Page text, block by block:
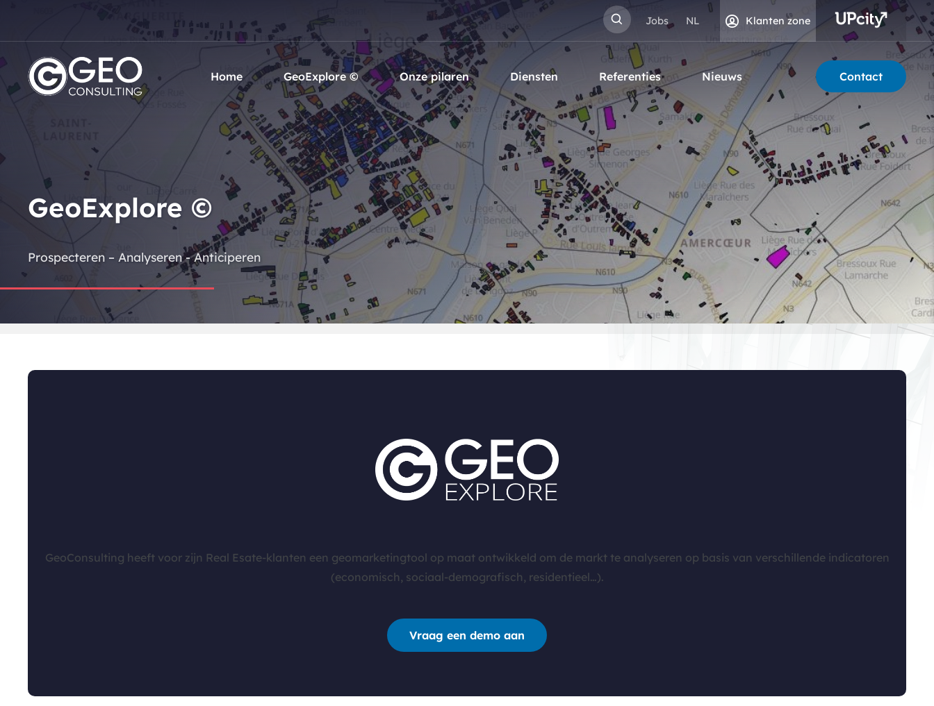
Jobs Klanten zone
Home GeoExplore © Onze pilaren Diensten Referenties Nieuws Contact
GeoExplore ©
Prospecteren – Analyseren - Anticiperen
GeoConsulting heeft voor zijn Real Esate-klanten een geomarketingtool op maat ontwikkeld om de markt te analyseren op basis van verschillende indicatoren
(economisch, sociaal-demografisch, residentieel…).
Vraag een demo aan